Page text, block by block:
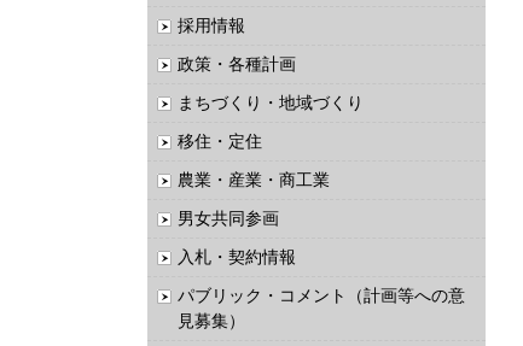
採用情報
政策・各種計画
まちづくり・地域づくり
移住・定住
農業・産業・商工業
男女共同参画
入札・契約情報
パブリック・コメント（計画等への意
見募集）